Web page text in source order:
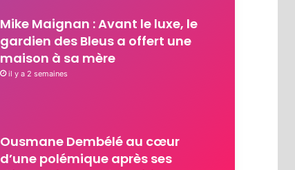
Mike Maignan : Avant le luxe, le
gardien des Bleus a offert une
maison à sa mère
il y a 2 semaines
Ousmane Dembélé au cœur
d’une polémique après ses